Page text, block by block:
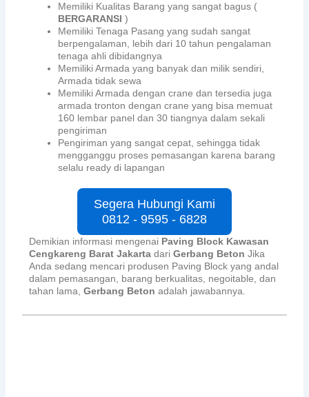
Memiliki Kualitas Barang yang sangat bagus (
BERGARANSI )
Memiliki Tenaga Pasang yang sudah sangat
berpengalaman, lebih dari 10 tahun pengalaman
tenaga ahli dibidangnya
Memiliki Armada yang banyak dan milik sendiri,
Armada tidak sewa
Memiliki Armada dengan crane dan tersedia juga
armada tronton dengan crane yang bisa memuat
160 lembar panel dan 30 tiangnya dalam sekali
pengiriman
Pengiriman yang sangat cepat, sehingga tidak
mengganggu proses pemasangan karena barang
selalu ready di lapangan
Segera Hubungi Kami
0812 - 9595 - 6828
Demikian informasi mengenai Paving Block Kawasan
Cengkareng Barat Jakarta dariGerbang Beton Jika
Anda sedang mencari produsen Paving Block yang andal
dalam pemasangan, barang berkualitas, negoitable, dan
tahan lama,Gerbang Betonadalah jawabannya.